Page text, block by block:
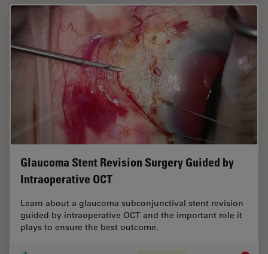
Glaucoma Stent Revision Surgery Guided by
Intraoperative OCT
Learn about a glaucoma subconjunctival stent revision
guided by intraoperative OCT and the important role it
plays to ensure the best outcome.